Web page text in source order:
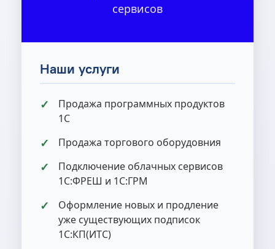
сервисов
Наши услуги
Продажа программных продуктов
1С
Продажа торгового оборудовния
Подключение облачных сервисов
1С:ФРЕШ и 1С:ГРМ
Оформление новых и продление
уже существующих подписок
1С:КП(ИТС)